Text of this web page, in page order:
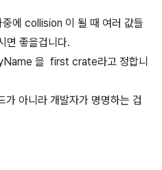
에 collision 이 될 때 여러 값들
면 좋을겁니다.
을 first crate라고 정합니
아니라 개발자가 명명하는 겁